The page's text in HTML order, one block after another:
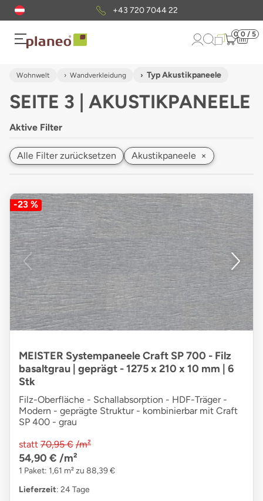
KostenloserMusterversand
0 0 / 5
Wohnwelt Wandverkleidung Typ Akustikpaneele
SEITE 3 | AKUSTIKPANEELE
Aktive Filter
Alle Filter zurücksetzen Akustikpaneele ×
-23 %
MEISTER Systempaneele Craft SP 700 - Filz
basaltgrau | geprägt - 1275 x 210 x 10 mm | 6
Stk
Filz-Oberfläche - Schallabsorption - HDF-Träger -
Modern - geprägte Struktur - kombinierbar mit Craft
SP 400 - grau
statt 70,95 € /m²
54,90 € /m²
1 Paket: 1,61 m² zu 88,39 €
Lieferzeit: 24 Tage